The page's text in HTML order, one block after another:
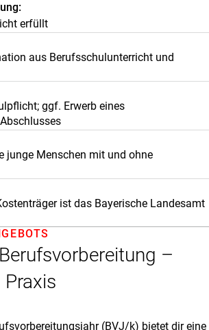
erfüllt
aus Berufsschulunterricht und
ggf. Erwerb eines
junge Menschen mit und ohne
ist das Bayerische Landesamt
–
(BVJ/k) bietet dir eine